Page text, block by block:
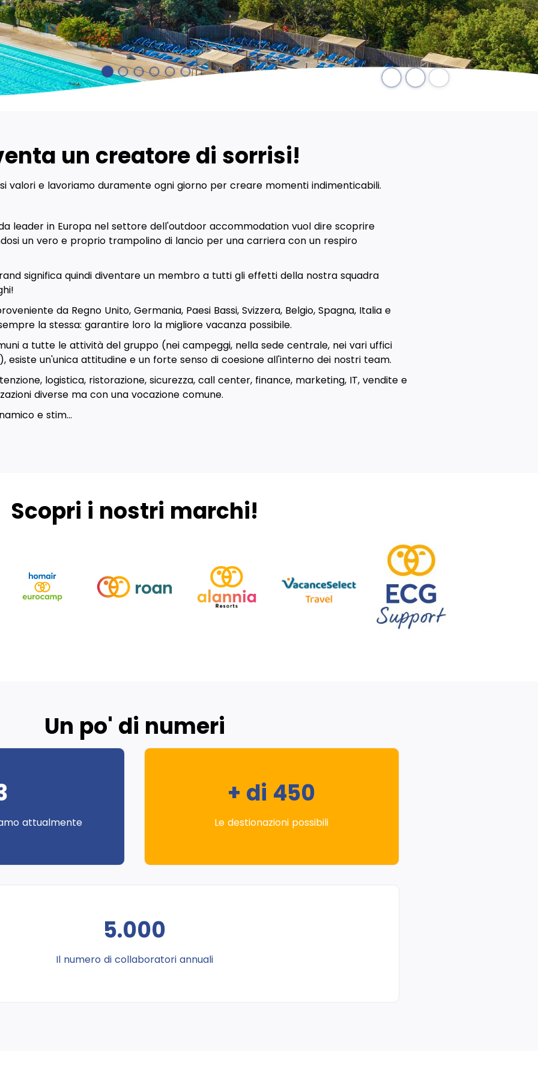
Pausa
un creatore di sorrisi!
valori e lavoriamo duramente ogni giorno per creare momenti indimenticabili.
leader in Europa nel settore dell'outdoor accommodation vuol dire scoprire
un vero e proprio trampolino di lancio per una carriera con un respiro
significa quindi diventare un membro a tutti gli effetti della nostra squadra
da Regno Unito, Germania, Paesi Bassi, Svizzera, Belgio, Spagna, Italia e
la stessa: garantire loro la migliore vacanza possibile.
a tutte le attività del gruppo (nei campeggi, nella sede centrale, nei vari uffici
esiste un'unica attitudine e un forte senso di coesione all'interno dei nostri team.
logistica, ristorazione, sicurezza, call center, finance, marketing, IT, vendite e
diverse ma con una vocazione comune.
e stim...
Scopri i nostri marchi!
Un po' di numeri
attualmente
+ di 450
Le destionazioni possibili
5.000
Il numero di collaboratori annuali